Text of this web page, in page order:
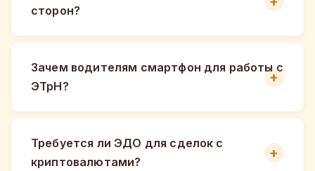
сторон?
Зачем водителям смартфон для работы с
ЭТрН?
Требуется ли ЭДО для сделок с
криптовалютами?